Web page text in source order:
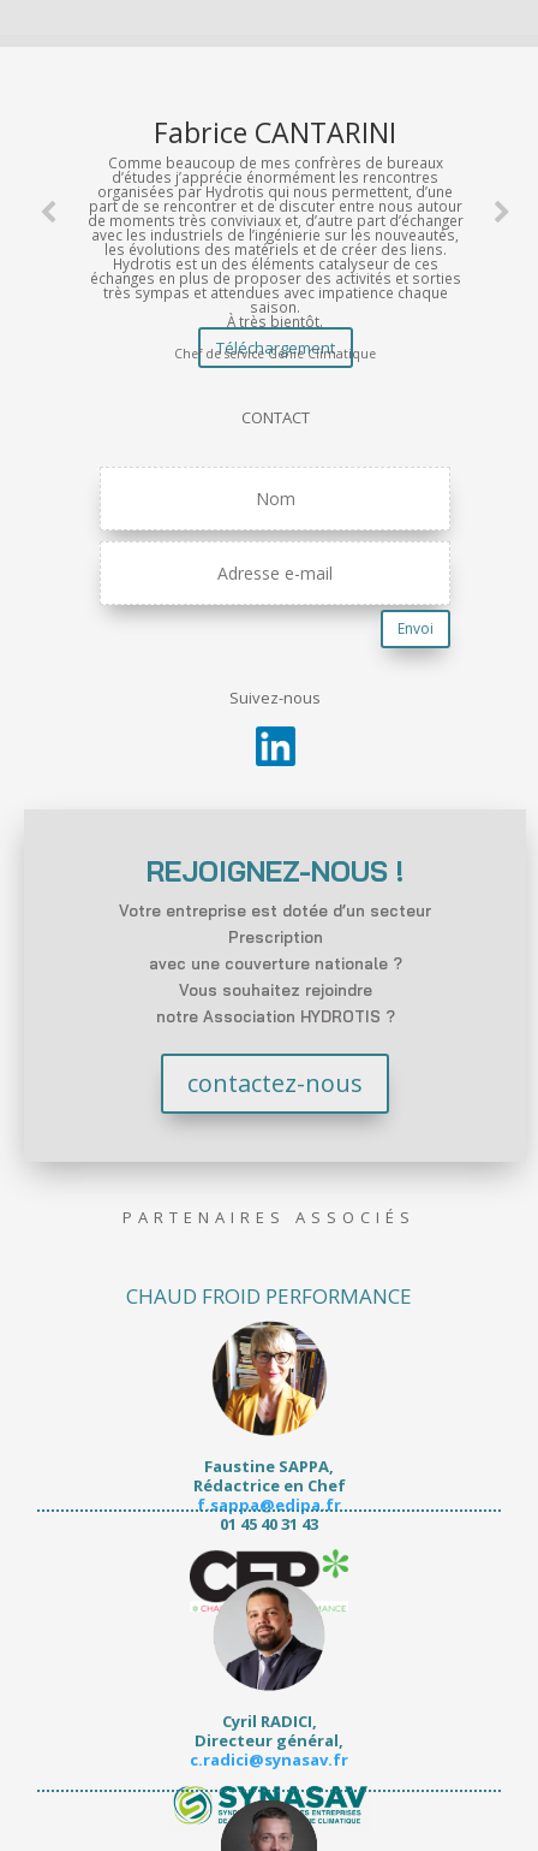
Fabrice CANTARINI
Comme beaucoup de mes confrères de bureaux
d’études j’apprécie énormément les rencontres
organisées par Hydrotis qui nous permettent, d’une
part de se rencontrer et de discuter entre nous autour
de moments très conviviaux et, d’autre part d’échanger
avec les industriels de l’ingénierie sur les nouveautés,
les évolutions des matériels et de créer des liens.
Hydrotis est un des éléments catalyseur de ces
échanges en plus de proposer des activités et sorties
très sympas et attendues avec impatience chaque
saison.
À très bientôt.
Chef de service Génie Climatique
Téléchargement
CONTACT
Envoi
Suivez-nous
REJOIGNEZ-NOUS !
Votre entreprise est dotée d’un secteur
Prescription
avec une couverture nationale ?
Vous souhaitez rejoindre
notre Association HYDROTIS ?
contactez-nous
PARTENAIRES ASSOCIÉS
CHAUD FROID PERFORMANCE
Faustine SAPPA,
Rédactrice en Chef
f.sappa@edipa.fr
01 45 40 31 43
Cyril RADICI,
Directeur général,
c.radici@synasav.fr